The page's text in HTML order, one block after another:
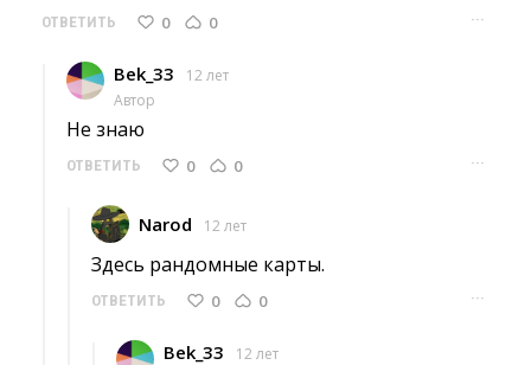
ОТВЕТИТЬ 0 0 ···
Bek_33
12 лет
Автор
Не знаю
ОТВЕТИТЬ 0 0 ···
Narod 12 лет
Здесь рандомные карты.
ОТВЕТИТЬ 0 0 ···
Bek_33
12 лет